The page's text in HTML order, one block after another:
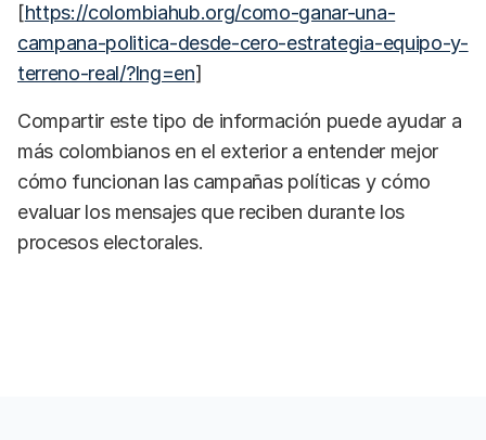
[https://colombiahub.org/como-ganar-una-
campana-politica-desde-cero-estrategia-equipo-y-
terreno-real/?lng=en]
Compartir este tipo de información puede ayudar a
más colombianos en el exterior a entender mejor
cómo funcionan las campañas políticas y cómo
evaluar los mensajes que reciben durante los
procesos electorales.